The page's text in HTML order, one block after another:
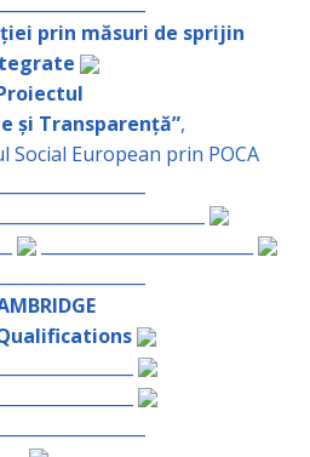
prin măsuri de sprijin
și Transparență”,
Social European prin POCA